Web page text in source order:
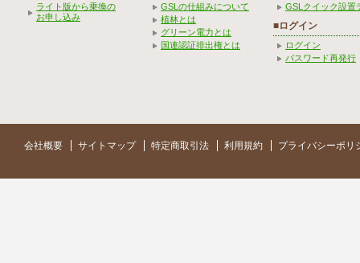
ライト版から乗換の
お申し込み
GSLの仕組みについて
植林とは
グリーン電力とは
国連認証排出権とは
GSLクイック設置
■ログイン
ログイン
パスワード再発行
会社概要 サイトマップ 特定商取引法 利用規約 プライバシーポリ